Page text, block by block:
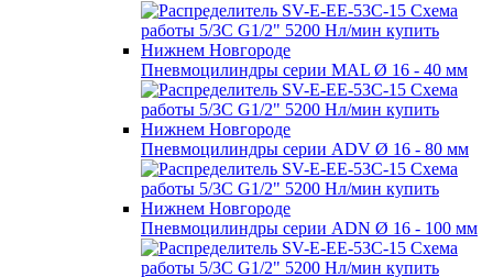
Пневмоцилиндры серии MAL Ø 16 - 40 мм
Пневмоцилиндры серии ADV Ø 16 - 80 мм
Пневмоцилиндры серии ADN Ø 16 - 100 мм